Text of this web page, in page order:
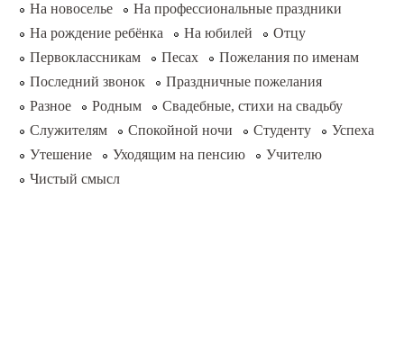
На новоселье
На профессиональные праздники
На рождение ребёнка
На юбилей
Отцу
Первоклассникам
Песах
Пожелания по именам
Последний звонок
Праздничные пожелания
Разное
Родным
Свадебные, стихи на свадьбу
Служителям
Спокойной ночи Студенту
Успеха
Утешение
Уходящим на пенсию
Учителю
Чистый смысл